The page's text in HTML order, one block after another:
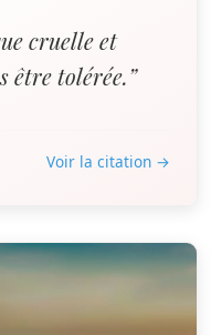
cruelle et
être tolérée.”
Voir la citation →